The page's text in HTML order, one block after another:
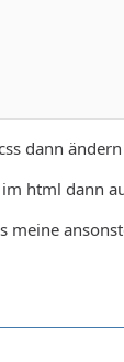
dann ändern
html dann